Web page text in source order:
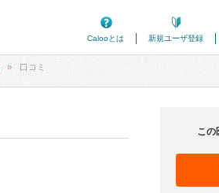
Calooとは
新規ユーザ登録
口コミ
この